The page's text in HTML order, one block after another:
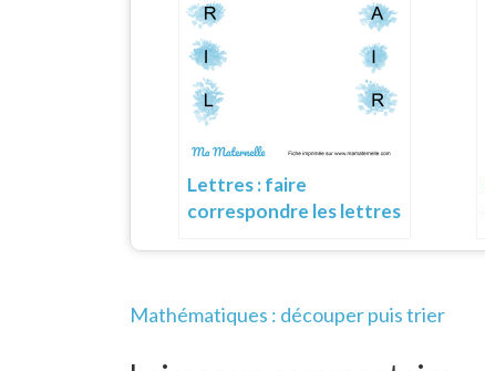
Lettres : faire
correspondre les lettres
Navigation
Mathématiques : découper puis trier